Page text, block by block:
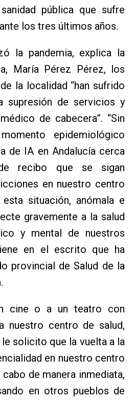
pública que sufre
los tres últimos años.
la pandemia, explica la
María Pérez Pérez, los
la localidad “han sufrido
supresión de servicios y
de cabecera”. “Sin
epidemiológico
de IA en Andalucía cerca
recibo que se sigan
en nuestro centro
situación, anómala e
gravemente a la salud
y mental de nuestros
en el escrito que ha
provincial de Salud de la
cine o a un teatro con
nuestro centro de salud,
solicito que la vuelta a la
en nuestro centro
de manera inmediata,
en otros pueblos de